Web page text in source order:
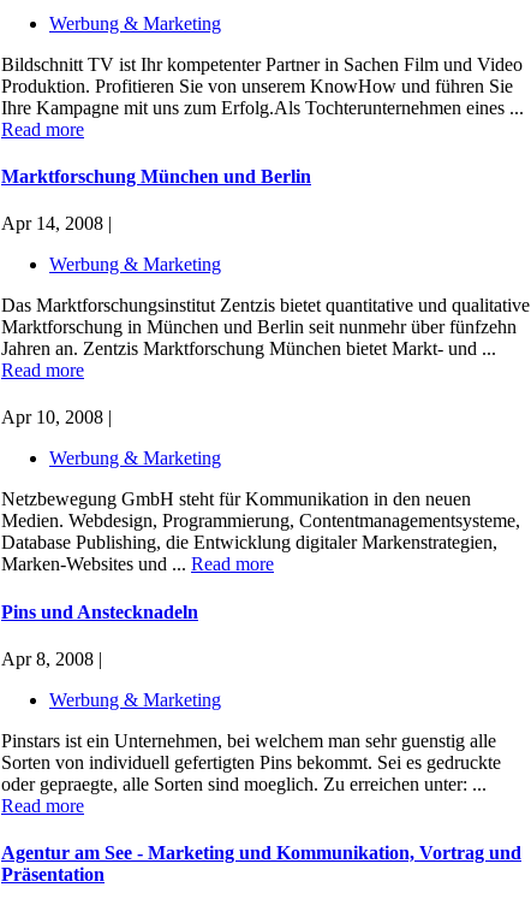
Werbung & Marketing
Bildschnitt TV ist Ihr kompetenter Partner in Sachen Film und Video
Produktion. Profitieren Sie von unserem KnowHow und führen Sie
Ihre Kampagne mit uns zum Erfolg.Als Tochterunternehmen eines ...
Read more
Marktforschung München und Berlin
Apr 14, 2008 |
Werbung & Marketing
Das Marktforschungsinstitut Zentzis bietet quantitative und qualitative
Marktforschung in München und Berlin seit nunmehr über fünfzehn
Jahren an. Zentzis Marktforschung München bietet Markt- und ...
Read more
Apr 10, 2008 |
Werbung & Marketing
Netzbewegung GmbH steht für Kommunikation in den neuen
Medien. Webdesign, Programmierung, Contentmanagementsysteme,
Database Publishing, die Entwicklung digitaler Markenstrategien,
Marken-Websites und ... Read more
Pins und Anstecknadeln
Apr 8, 2008 |
Werbung & Marketing
Pinstars ist ein Unternehmen, bei welchem man sehr guenstig alle
Sorten von individuell gefertigten Pins bekommt. Sei es gedruckte
oder gepraegte, alle Sorten sind moeglich. Zu erreichen unter: ...
Read more
Agentur am See - Marketing und Kommunikation, Vortrag und
Präsentation